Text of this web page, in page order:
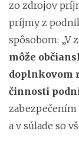
zo zdrojov
príjmy z
spôsobom: „V
môže
doplnkovom
činnosti
a v súlade so